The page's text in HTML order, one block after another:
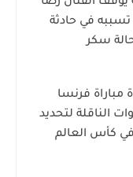
تسببه في حادثة
سكر
مباراة فرنسا
الناقلة لتحديد
في كأس العالم